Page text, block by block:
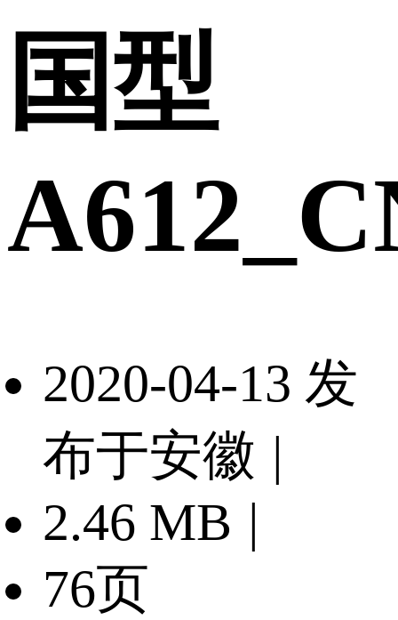
国型
2020-04-13 发
布于安徽 |
2.46 MB |
76页